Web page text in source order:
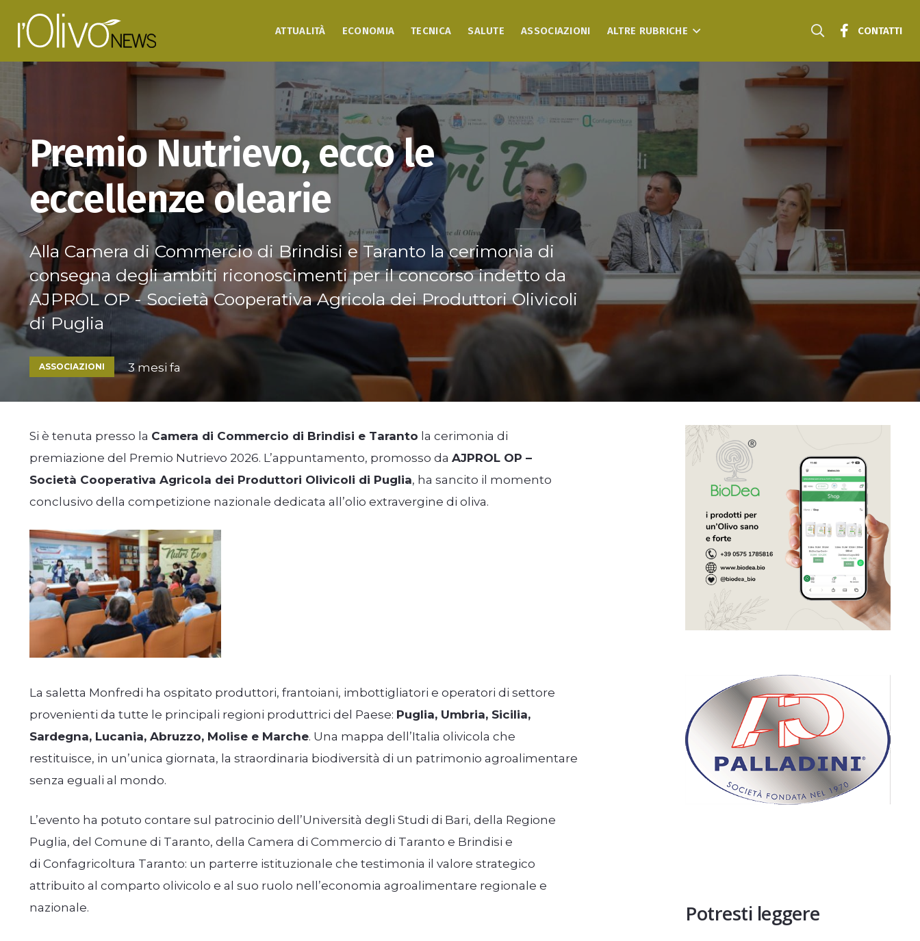
ATTUALITÀ ECONOMIA TECNICA SALUTE ASSOCIAZIONI ALTRE RUBRICHE CONTATTI
Premio Nutrievo, ecco le
eccellenze olearie
Alla Camera di Commercio di Brindisi e Taranto la cerimonia di
consegna degli ambiti riconoscimenti per il concorso indetto da
AJPROL OP - Società Cooperativa Agricola dei Produttori Olivicoli
di Puglia
ASSOCIAZIONI 3 mesi fa
Si è tenuta presso la Camera di Commercio di Brindisi e Taranto la cerimonia di
premiazione del Premio Nutrievo 2026. L’appuntamento, promosso da AJPROL OP –
Società Cooperativa Agricola dei Produttori Olivicoli di Puglia, ha sancito il momento
conclusivo della competizione nazionale dedicata all’olio extravergine di oliva.
La saletta Monfredi ha ospitato produttori, frantoiani, imbottigliatori e operatori di settore
provenienti da tutte le principali regioni produttrici del Paese: Puglia, Umbria, Sicilia,
Sardegna, Lucania, Abruzzo, Molise e Marche. Una mappa dell’Italia olivicola che
restituisce, in un’unica giornata, la straordinaria biodiversità di un patrimonio agroalimentare
senza eguali al mondo.
L’evento ha potuto contare sul patrocinio dell’Università degli Studi di Bari, della Regione
Puglia, del Comune di Taranto, della Camera di Commercio di Taranto e Brindisi e
di Confagricoltura Taranto: un parterre istituzionale che testimonia il valore strategico
attribuito al comparto olivicolo e al suo ruolo nell’economia agroalimentare regionale e
nazionale.
Potresti leggere